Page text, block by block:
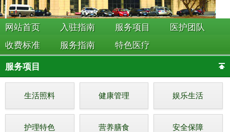
网站首页 入驻指南 服务项目
医护团队
收费标准
服务指南 特色医疗
服务项目
生活照料 健康管理 娱乐生活
护理特色 营养膳食 安全保障